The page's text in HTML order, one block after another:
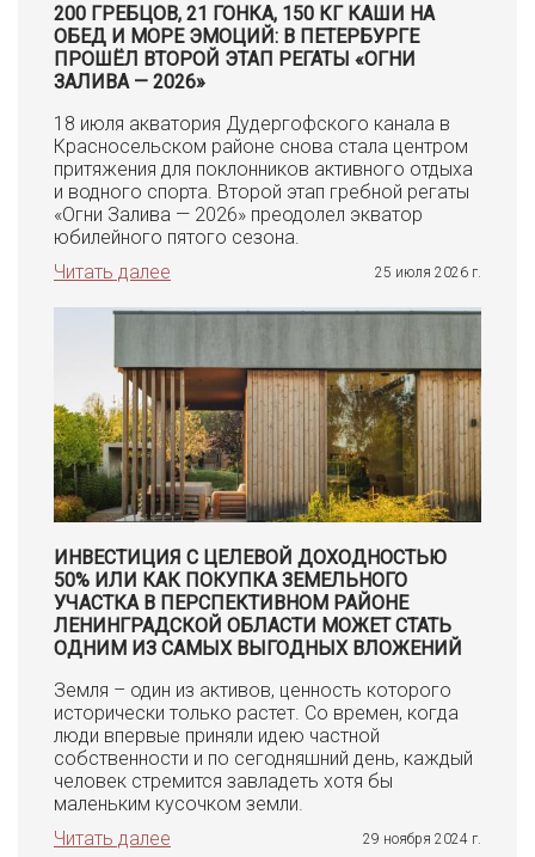
200 ГРЕБЦОВ, 21 ГОНКА, 150 КГ КАШИ НА
ОБЕД И МОРЕ ЭМОЦИЙ: В ПЕТЕРБУРГЕ
ПРОШЁЛ ВТОРОЙ ЭТАП РЕГАТЫ «ОГНИ
ЗАЛИВА — 2026»
18 июля акватория Дудергофского канала в
Красносельском районе снова стала центром
притяжения для поклонников активного отдыха
и водного спорта. Второй этап гребной регаты
«Огни Залива — 2026» преодолел экватор
юбилейного пятого сезона.
Читать далее
25 июля 2026 г.
ИНВЕСТИЦИЯ С ЦЕЛЕВОЙ ДОХОДНОСТЬЮ
50% ИЛИ КАК ПОКУПКА ЗЕМЕЛЬНОГО
УЧАСТКА В ПЕРСПЕКТИВНОМ РАЙОНЕ
ЛЕНИНГРАДСКОЙ ОБЛАСТИ МОЖЕТ СТАТЬ
ОДНИМ ИЗ САМЫХ ВЫГОДНЫХ ВЛОЖЕНИЙ
Земля – один из активов, ценность которого
исторически только растет. Со времен, когда
люди впервые приняли идею частной
собственности и по сегодняшний день, каждый
человек стремится завладеть хотя бы
маленьким кусочком земли.
Читать далее
29 ноября 2024 г.